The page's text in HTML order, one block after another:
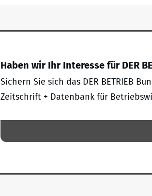
Haben wir Ihr Interesse für DER
Sichern Sie sich das DER BETRIEB
Zeitschrift + Datenbank für